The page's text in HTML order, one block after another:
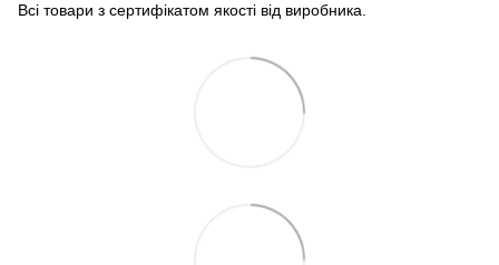
Всі товари з сертифікатом якості від виробника.